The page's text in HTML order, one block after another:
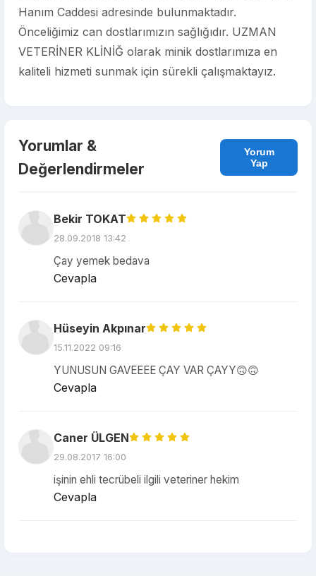
Hanım Caddesi adresinde bulunmaktadır.
Önceliğimiz can dostlarımızın sağlığıdır. UZMAN
VETERİNER KLİNİĞ olarak minik dostlarımıza en
kaliteli hizmeti sunmak için sürekli çalışmaktayız.
Yorumlar &
Değerlendirmeler
Yorum
Yap
Bekir TOKAT
28.09.2018 13:42
Çay yemek bedava
Cevapla
Hüseyin Akpınar
15.11.2022 09:16
YUNUSUN GAVEEEE ÇAY VAR ÇAYY🙃🙃
Cevapla
Caner ÜLGEN
29.08.2017 16:00
işinin ehli tecrübeli ilgili veteriner hekim
Cevapla